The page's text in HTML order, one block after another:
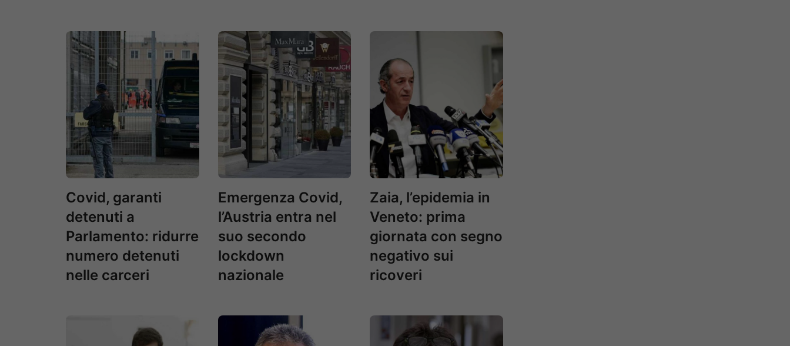
Covid, garanti
detenuti a
Parlamento: ridurre
numero detenuti
nelle carceri
Emergenza Covid,
l’Austria entra nel
suo secondo
lockdown
nazionale
Zaia, l’epidemia in
Veneto: prima
giornata con segno
negativo sui
ricoveri